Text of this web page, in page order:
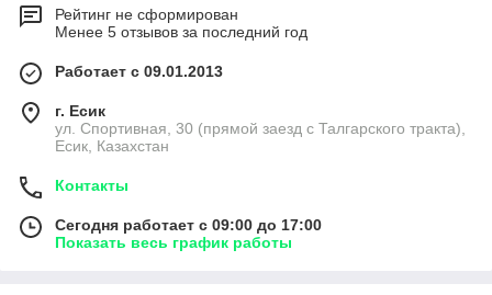
Рейтинг не сформирован
Менее 5 отзывов за последний год
Работает с 09.01.2013
г. Есик
ул. Спортивная, 30 (прямой заезд с Талгарского тракта),
Есик, Казахстан
Контакты
Сегодня работает с 09:00 до 17:00
Показать весь график работы